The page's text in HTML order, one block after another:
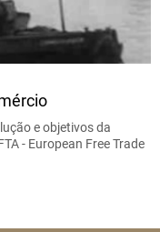
e objetivos da
- European Free Trade